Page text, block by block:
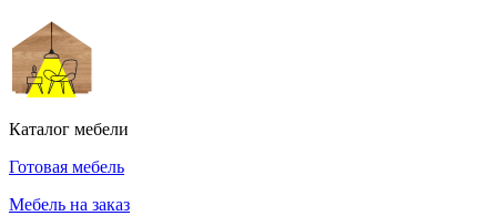
Каталог мебели
Готовая мебель
Мебель на заказ